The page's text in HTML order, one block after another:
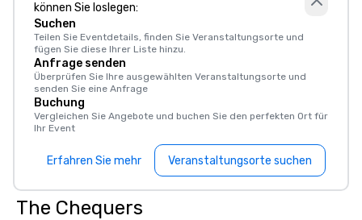
können Sie loslegen:
Suchen
Teilen Sie Eventdetails, finden Sie Veranstaltungsorte und
fügen Sie diese Ihrer Liste hinzu.
Anfrage senden
Überprüfen Sie Ihre ausgewählten Veranstaltungsorte und
senden Sie eine Anfrage
Buchung
Vergleichen Sie Angebote und buchen Sie den perfekten Ort für
Ihr Event
Erfahren Sie mehr Veranstaltungsorte suchen
The Chequers